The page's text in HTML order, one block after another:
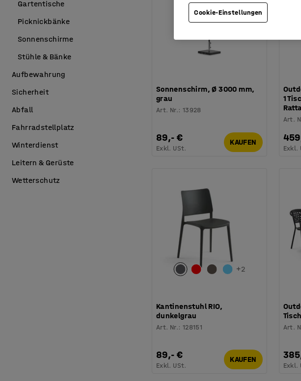
Sonnenschirm, Ø 3000 mm,
grau
Art. Nr.: 13928
89,- €
Exkl. USt.
KAUFEN
1
Art.
Exkl.
+2
Kantinenstuhl RIO,
dunkelgrau
Art. Nr.: 128151
89,- €
Exkl. USt.
KAUFEN
Art.
Exkl.
Gartentische
Picknickbänke
Sonnenschirme
Stühle & Bänke
Aufbewahrung
Sicherheit
Abfall
Fahrradstellplatz
Winterdienst
Leitern & Gerüste
Wetterschutz
Cookie-Einstellungen